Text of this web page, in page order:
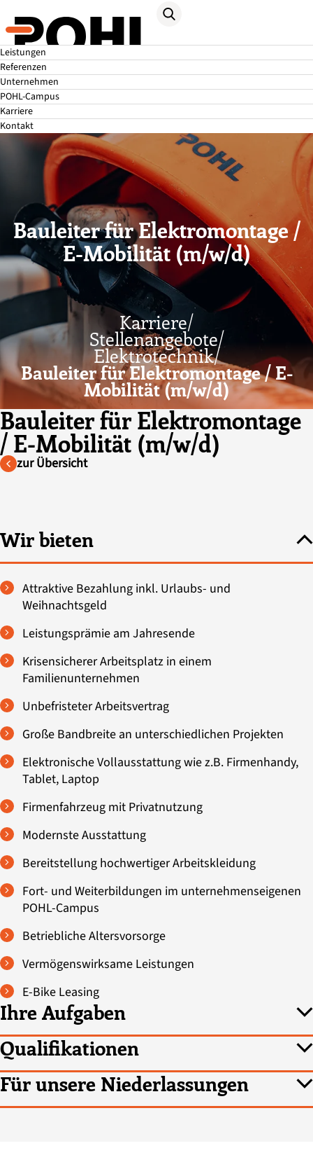
Leistungen
Referenzen
Unternehmen
POHL-Campus
Karriere
Kontakt
Bauleiter für Elektromontage /
E-Mobilität (m/w/d)
Karriere/
Stellenangebote/
Elektrotechnik/
Bauleiter für Elektromontage / E-
Mobilität (m/w/d)
Bauleiter für Elektromontage
/ E-Mobilität (m/w/d)
zur Übersicht
Wir bieten
Attraktive Bezahlung inkl. Urlaubs- und
Weihnachtsgeld
Leistungsprämie am Jahresende
Krisensicherer Arbeitsplatz in einem
Familienunternehmen
Unbefristeter Arbeitsvertrag
Große Bandbreite an unterschiedlichen Projekten
Elektronische Vollausstattung wie z.B. Firmenhandy,
Tablet, Laptop
Firmenfahrzeug mit Privatnutzung
Modernste Ausstattung
Bereitstellung hochwertiger Arbeitskleidung
Fort- und Weiterbildungen im unternehmenseigenen
POHL-Campus
Betriebliche Altersvorsorge
Vermögenswirksame Leistungen
E-Bike Leasing
Ihre Aufgaben
Qualifikationen
Für unsere Niederlassungen